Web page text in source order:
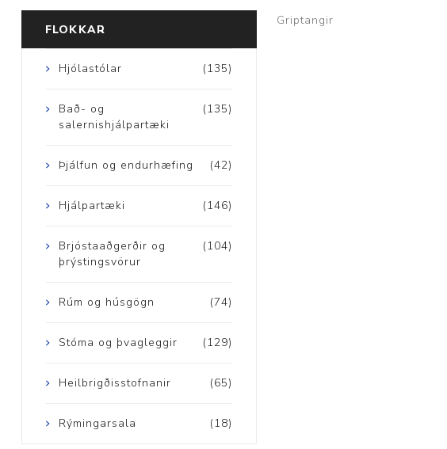
Rýmingarsala
Griptangir
FLOKKAR
(135)
Hjólastólar
(135)
Bað- og
salernishjálpartæki
(42)
Þjálfun og endurhæfing
(146)
Hjálpartæki
(104)
Brjóstaaðgerðir og
þrýstingsvörur
(74)
Rúm og húsgögn
(129)
Stóma og þvagleggir
(65)
Heilbrigðisstofnanir
(18)
Rýmingarsala